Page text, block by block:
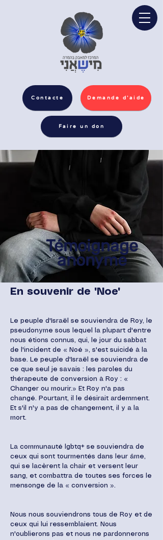
Demande d'aide
Contacte
Faire un don
Témoignage
anonyme
En souvenir de "Noe"
Le peuple d'Israël se souviendra de Roy, le
pseudonyme sous lequel la plupart d'entre
nous étions connus, qui, le jour du sabbat
de l'incident de « Noé », s'est suicidé à la
base. Le peuple d'Israël se souviendra de
ce que seul je savais : les paroles du
thérapeute de conversion à Roy : «
Changer ou mourir.» Et Roy n'a pas
changé. Pourtant, il le désirait ardemment.
Et s'il n'y a pas de changement, il y a la
mort.
La communauté lgbtq+ se souviendra de
ceux qui sont tourmentés dans leur âme,
qui se lacèrent la chair et versent leur
sang, et combattra de toutes ses forces le
mensonge de la « conversion ».
Nous nous souviendrons tous de Roy et de
ceux qui lui ressemblaient. Nous
n'oublierons pas et nous ne pardonnerons